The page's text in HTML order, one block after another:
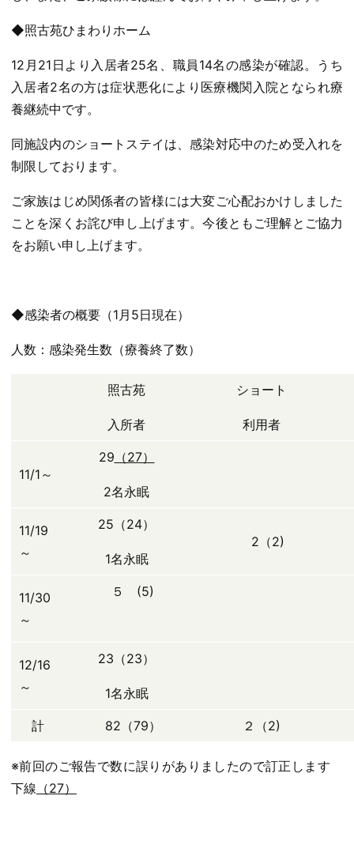
◆照古苑ひまわりホーム
12月21日より入居者25名、職員14名の感染が確認。うち
入居者2名の方は症状悪化により医療機関入院となられ療
養継続中です。
同施設内のショートステイは、感染対応中のため受入れを
制限しております。
ご家族はじめ関係者の皆様には大変ご心配おかけしました
ことを深くお詫び申し上げます。今後ともご理解とご協力
をお願い申し上げます。
◆感染者の概要（1月5日現在）
人数：感染発生数（療養終了数）
照古苑
入所者
ショート
利用者
11/1～
29 （27）
2名永眠
11/19
～
25（24）
1名永眠
2（2)
11/30
～
５ (5)
12/16
～
23（23）
1名永眠
計 82（79） ２（2)
※前回のご報告で数に誤りがありましたので訂正します
下線 （27）